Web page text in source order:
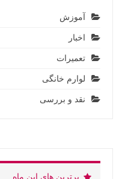
آموزش
اخبار
تعمیرات
لوارم خانگی
نقد و بررسی
برترین های این ماه